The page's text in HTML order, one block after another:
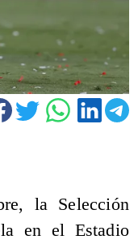
la Selección
en el Estadio